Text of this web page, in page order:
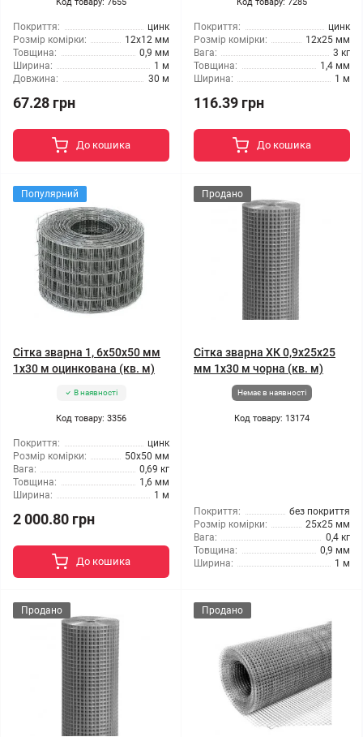
Покриття:
цинк
Розмір комірки:
12x12 мм
Товщина:
0,9 мм
Ширина:
1 м
Довжина:
30 м
67.28 грн
До кошика
Покриття:
цинк
Розмір комірки:
12x25 мм
Вага:
3 кг
Товщина:
1,4 мм
Ширина:
1 м
116.39 грн
До кошика
Популярний
Сітка зварна 1, 6x50x50 мм
1x30 м оцинкована (кв. м)
В наявності
Код товару: 3356
Покриття:
цинк
Розмір комірки:
50x50 мм
Вага:
0,69 кг
Товщина:
1,6 мм
Ширина:
1 м
2 000.80 грн
До кошика
Продано
Сітка зварна ХК 0,9x25x25
мм 1x30 м чорна (кв. м)
Немає в наявності
Код товару: 13174
Покриття:
без покриття
Розмір комірки:
25x25 мм
Вага:
0,4 кг
Товщина:
0,9 мм
Ширина:
1 м
Продано Продано